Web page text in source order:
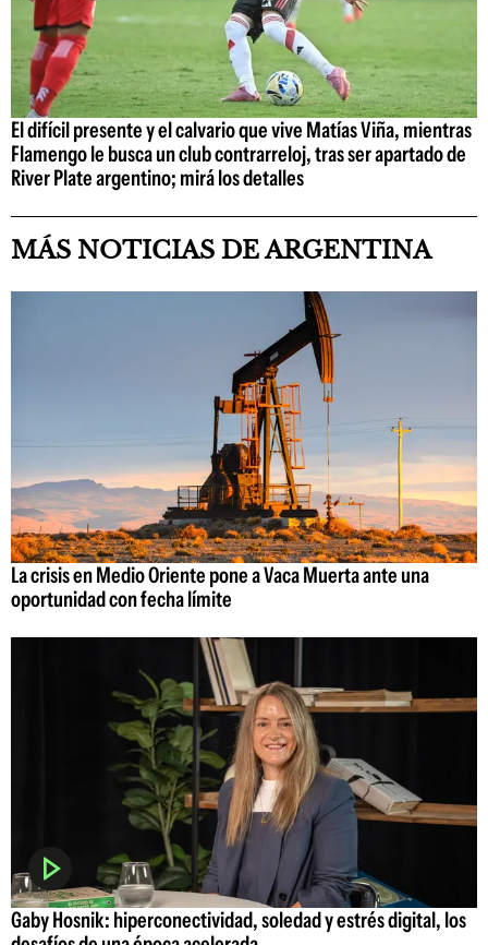
El difícil presente y el calvario que vive Matías Viña, mientras
Flamengo le busca un club contrarreloj, tras ser apartado de
River Plate argentino; mirá los detalles
MÁS NOTICIAS DE ARGENTINA
La crisis en Medio Oriente pone a Vaca Muerta ante una
oportunidad con fecha límite
Gaby Hosnik: hiperconectividad, soledad y estrés digital, los